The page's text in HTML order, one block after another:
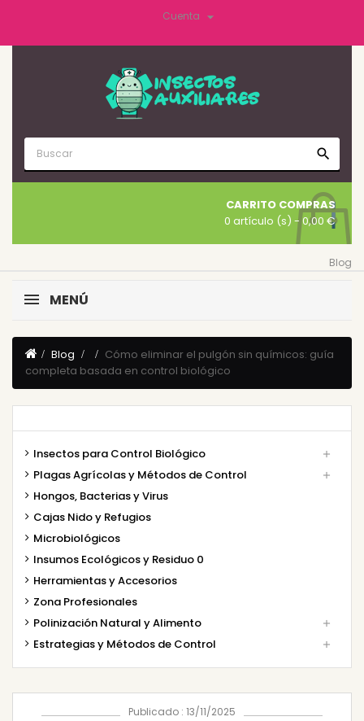
Cuenta 
search
CARRITO COMPRAS
0 artículo (s) - 0,00 €
Blog
MENÚ
Blog
Cómo eliminar el pulgón sin químicos: guía
completa basada en control biológico
Insectos para Control Biológico 
Plagas Agrícolas y Métodos de Control 
Hongos, Bacterias y Virus
Cajas Nido y Refugios
Microbiológicos
Insumos Ecológicos y Residuo 0
Herramientas y Accesorios
Zona Profesionales
Polinización Natural y Alimento

Estrategias y Métodos de Control 
Publicado : 13/11/2025